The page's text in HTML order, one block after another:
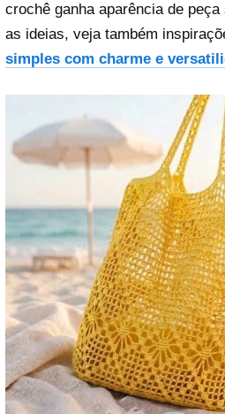
crochê ganha aparência de
as ideias, veja também
simples com charme e